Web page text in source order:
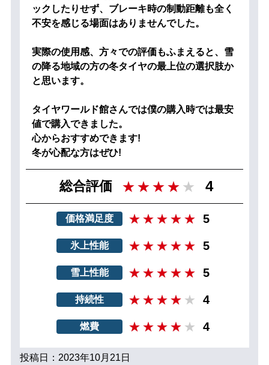
ックしたりせず、ブレーキ時の制動距離も全く
不安を感じる場面はありませんでした。
実際の使用感、方々での評価もふまえると、雪
の降る地域の方の冬タイヤの最上位の選択肢か
と思います。
タイヤワールド館さんでは僕の購入時では最安
値で購入できました。
心からおすすめできます!
冬が心配な方はぜひ!
総合評価 4
価格満足度 5
氷上性能 5
雪上性能 5
持続性 4
燃費 4
投稿日：2023年10月21日